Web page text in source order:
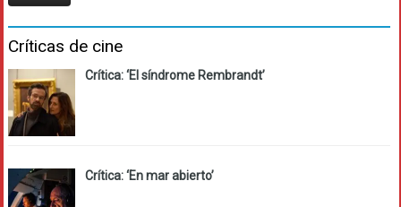
Críticas de cine
Crítica: ‘El síndrome Rembrandt’
Crítica: ‘En mar abierto’